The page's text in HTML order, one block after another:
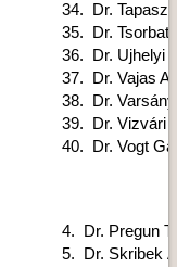
34. Dr.
35. Dr.
36. Dr. Ujhelyi
37. Dr. Vajas
38. Dr.
39. Dr. Vizvári
40. Dr. Vogt
4. Dr. Pregun
5. Dr. Skribek